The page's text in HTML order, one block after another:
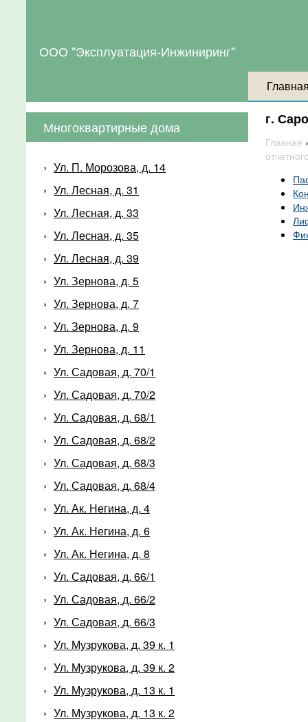
ООО "Эксплуатация-Инжиниринг"
Многоквартирные дома
Ул. П. Морозова, д. 14
Ул. Лесная, д. 31
Ул. Лесная, д. 33
Ул. Лесная, д. 35
Ул. Лесная, д. 39
Ул. Зернова, д. 5
Ул. Зернова, д. 7
Ул. Зернова, д. 9
Ул. Зернова, д. 11
Ул. Садовая, д. 70/1
Ул. Садовая, д. 70/2
Ул. Садовая, д. 68/1
Ул. Садовая, д. 68/2
Ул. Садовая, д. 68/3
Ул. Садовая, д. 68/4
Ул. Ак. Негина, д. 4
Ул. Ак. Негина, д. 6
Ул. Ак. Негина, д. 8
Ул. Садовая, д. 66/1
Ул. Садовая, д. 66/2
Ул. Садовая, д. 66/3
Ул. Музрукова, д. 39 к. 1
Ул. Музрукова, д. 39 к. 2
Ул. Музрукова, д. 13 к. 1
Ул. Музрукова, д. 13 к. 2
г.
Главная